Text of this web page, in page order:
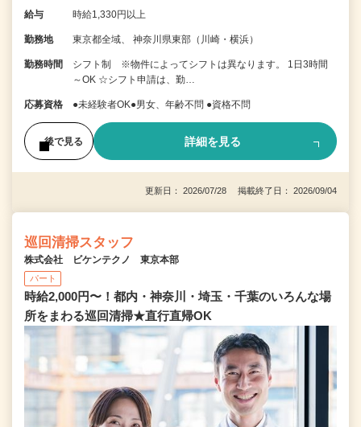
給与 時給1,330円以上
勤務地 東京都全域、 神奈川県東部（川崎・横浜）
勤務時間
シフト制 ※物件によってシフトは異なります。 1日3時間
～OK ☆シフト申請は、勤…
応募資格 ●未経験者OK●男女、年齢不問 ●資格不問
後で見る 詳細を見る
更新日： 2026/07/28 掲載終了日： 2026/09/04
巡回清掃スタッフ
株式会社 ビケンテクノ 東京本部
パート
時給2,000円〜！都内・神奈川・埼玉・千葉のいろんな場
所をまわる巡回清掃★直行直帰OK